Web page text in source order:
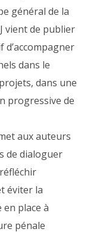
général de la
vient de publier
dans le
dans une
progressive de
aux auteurs
de dialoguer
éviter la
en place à
pénale